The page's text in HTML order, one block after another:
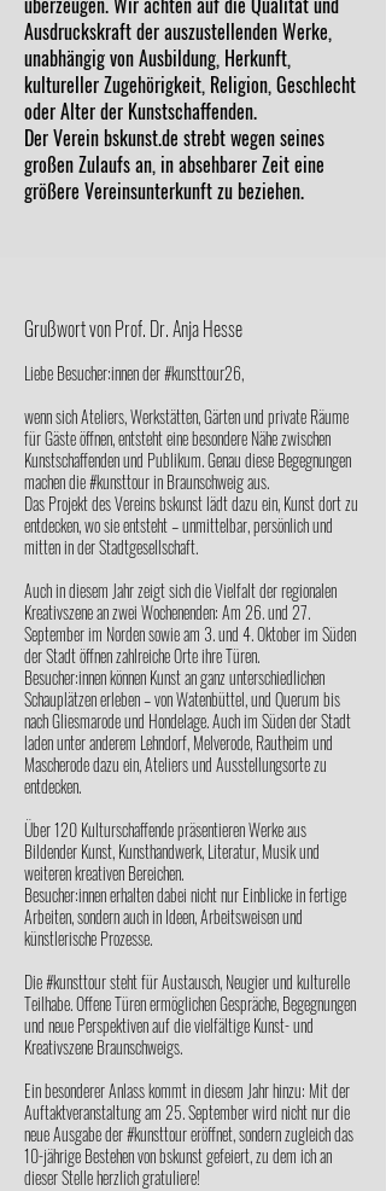
Ausdruckskraft der auszustellenden Werke,
unabhängig von Ausbildung, Herkunft,
kultureller Zugehörigkeit, Religion, Geschlecht
oder Alter der Kunstschaffenden.
Der Verein bskunst.de strebt wegen seines
großen Zulaufs an, in absehbarer Zeit eine
größere Vereinsunterkunft zu beziehen.
Grußwort von Prof. Dr. Anja Hesse
Liebe Besucher:innen der #kunsttour26,
wenn sich Ateliers, Werkstätten, Gärten und private Räume
für Gäste öffnen, entsteht eine besondere Nähe zwischen
Kunstschaffenden und Publikum. Genau diese Begegnungen
machen die #kunsttour in Braunschweig aus.
Das Projekt des Vereins bskunst lädt dazu ein, Kunst dort zu
entdecken, wo sie entsteht – unmittelbar, persönlich und
mitten in der Stadtgesellschaft.
Auch in diesem Jahr zeigt sich die Vielfalt der regionalen
Kreativszene an zwei Wochenenden: Am 26. und 27.
September im Norden sowie am 3. und 4. Oktober im Süden
der Stadt öffnen zahlreiche Orte ihre Türen.
Besucher:innen können Kunst an ganz unterschiedlichen
Schauplätzen erleben – von Watenbüttel, und Querum bis
nach Gliesmarode und Hondelage. Auch im Süden der Stadt
laden unter anderem Lehndorf, Melverode, Rautheim und
Mascherode dazu ein, Ateliers und Ausstellungsorte zu
entdecken.
Über 120 Kulturschaffende präsentieren Werke aus
Bildender Kunst, Kunsthandwerk, Literatur, Musik und
weiteren kreativen Bereichen.
Besucher:innen erhalten dabei nicht nur Einblicke in fertige
Arbeiten, sondern auch in Ideen, Arbeitsweisen und
künstlerische Prozesse.
Die #kunsttour steht für Austausch, Neugier und kulturelle
Teilhabe. Offene Türen ermöglichen Gespräche, Begegnungen
und neue Perspektiven auf die vielfältige Kunst- und
Kreativszene Braunschweigs.
Ein besonderer Anlass kommt in diesem Jahr hinzu: Mit der
Auftaktveranstaltung am 25. September wird nicht nur die
neue Ausgabe der #kunsttour eröffnet, sondern zugleich das
10-jährige Bestehen von bskunst gefeiert, zu dem ich an
dieser Stelle herzlich gratuliere!